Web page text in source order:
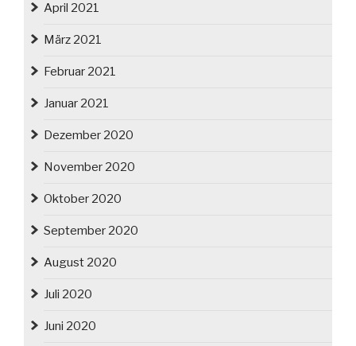
April 2021
März 2021
Februar 2021
Januar 2021
Dezember 2020
November 2020
Oktober 2020
September 2020
August 2020
Juli 2020
Juni 2020